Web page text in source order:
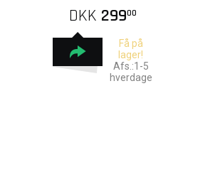
DKK 29900
Få på
lager!
Afs.:1-5
hverdage